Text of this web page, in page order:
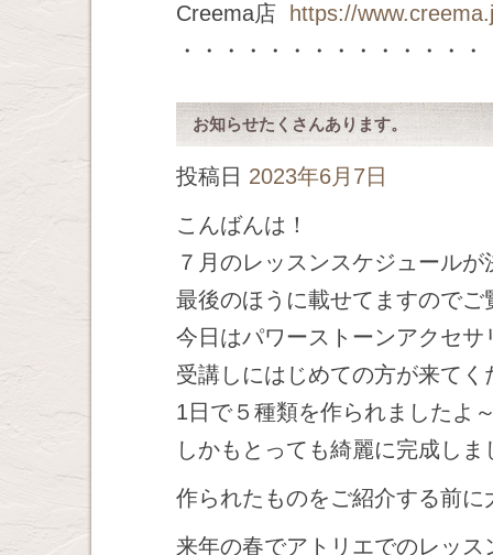
Creema店
https://
・・・・・・・・・・・・・・
お知らせたくさんあります。
投稿日 2023年6月7日
こんばんは！
７月のレッスンスケジュール
最後のほうに載せてますのでご
今日はパワーストーンアクセ
受講しにはじめての方が来てく
1日で５種類を作られましたよ
しかもとっても綺麗に完成しま
作られたものをご紹介する前
来年の春でアトリエでのレッス